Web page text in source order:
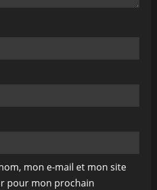
mon e-mail et mon site
pour mon prochain